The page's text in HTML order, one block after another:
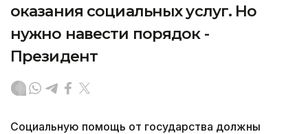
оказания социальных услуг. Но
нужно навести порядок -
Президент
Социальную помощь от государства должны